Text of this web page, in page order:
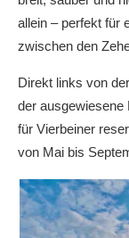
allein – perfekt für
zwischen den
Direkt links von
der ausgewiesene
für Vierbeiner
von Mai bis